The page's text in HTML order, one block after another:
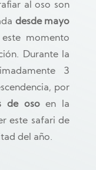
al oso son
desde mayo
momento
Durante la
3
por
de osoen la
este safari de
del año.